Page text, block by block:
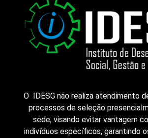
O IDESG não realiza atendimento
processos de seleção
sede, visando evitar vantagem
indivíduos específicos, garantindo